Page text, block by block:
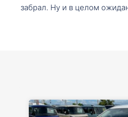
забрал. Ну и в целом